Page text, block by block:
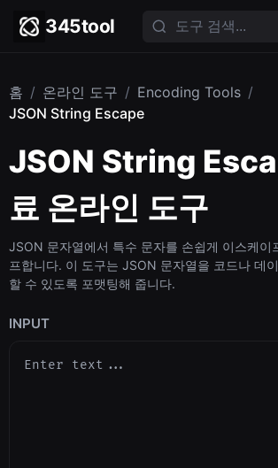
345tool
홈 / 온라인 도구 / Encoding Tools /
JSON String Escape
JSON String
료 온라인 도구
JSON 문자열에서 특수 문자를 손쉽게 이스케이
프합니다. 이 도구는 JSON 문자열을 코드나 데
할 수 있도록 포맷팅해 줍니다.
INPUT